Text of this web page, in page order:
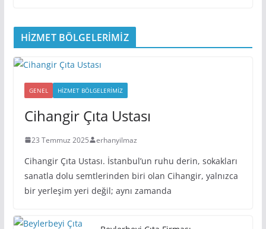
HİZMET BÖLGELERİMİZ
GENEL HIZMET BÖLGELERIMIZ
Cihangir Çıta Ustası
23 Temmuz 2025 erhanyilmaz
Cihangir Çıta Ustası. İstanbul’un ruhu derin, sokakları
sanatla dolu semtlerinden biri olan Cihangir, yalnızca
bir yerleşim yeri değil; aynı zamanda